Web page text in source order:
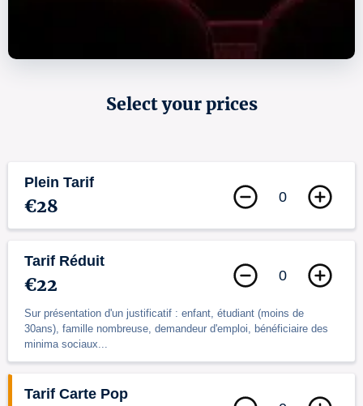
Select your prices
Plein Tarif
€28 0
Tarif Réduit
€22
Sur présentation d'un justificatif : enfant, étudiant (moins de
30ans), famille nombreuse, demandeur d'emploi, bénéficiaire des
minima sociaux...
0
Tarif Carte Pop